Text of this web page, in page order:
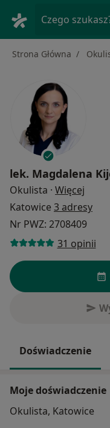
Czego
Strona Główna
lek. Magdalena
Okulista · Więcej
Katowice 3 adresy
Nr PWZ: 2708409
31 opinii
Doświadczenie
Moje doświadczenie
Okulista, Katowice